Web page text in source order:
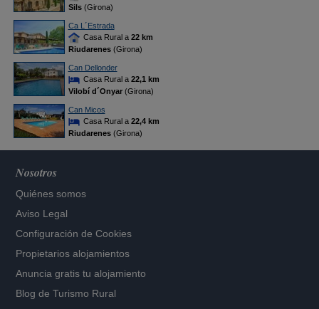
Sils(Girona)
Ca L´Estrada
Casa Rural a 22 km
Riudarenes(Girona)
Can Dellonder
Casa Rural a 22,1 km
Vilobí d´Onyar(Girona)
Can Micos
Casa Rural a 22,4 km
Riudarenes(Girona)
Nosotros
Quiénes somos
Aviso Legal
Configuración de Cookies
Propietarios alojamientos
Anuncia gratis tu alojamiento
Blog de Turismo Rural